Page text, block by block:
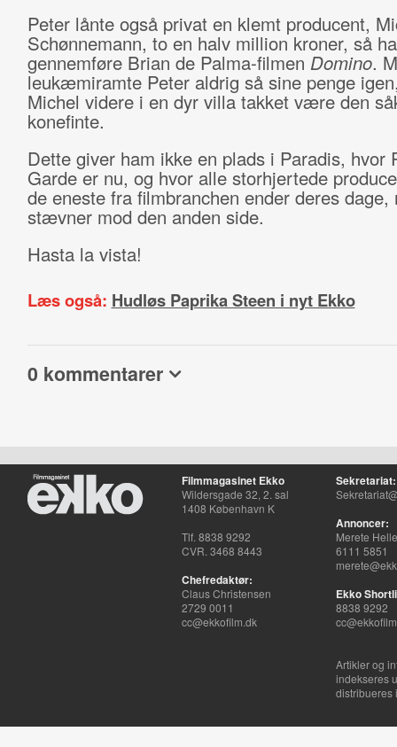
Peter lånte også privat en klemt producent,
Schønnemann, to en halv million kroner, så
gennemføre Brian de Palma-filmen Domino.
leukæmiramte Peter aldrig så sine penge
Michel videre i en dyr villa takket være den
konefinte.
Dette giver ham ikke en plads i Paradis, hvor
Garde er nu, og hvor alle storhjertede
de eneste fra filmbranchen ender deres dage,
stævner mod den anden side.
Hasta la vista!
Læs også: Hudløs Paprika Steen i nyt Ekko
0 kommentarer
Filmmagasinet Ekko
Wildersgade 32, 2. sal
1408 København K
Tlf. 8838 9292
CVR. 3468 8443
Chefredaktør:
Claus Christensen
2729 0011
cc@ekkofilm.dk
Sekretariat:
Annoncer:
Merete
6111 5851
Ekko
8838 9292
Artikler og
indekseres
distribueres